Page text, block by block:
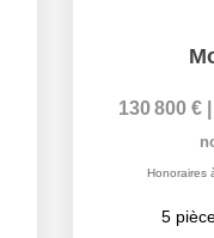
130 800 €
Honoraires
5